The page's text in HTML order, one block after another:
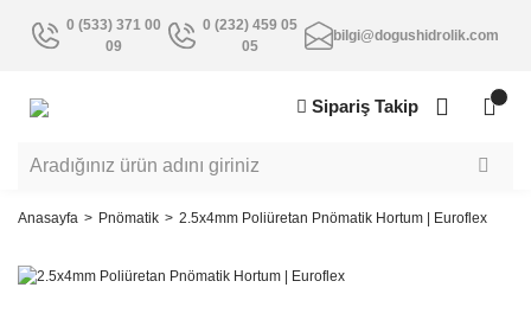
0 (533) 371 00
09
0 (232) 459 05
05
bilgi@dogushidrolik.com
Sipariş Takip
Anasayfa Pnömatik 2.5x4mm Poliüretan Pnömatik Hortum | Euroflex